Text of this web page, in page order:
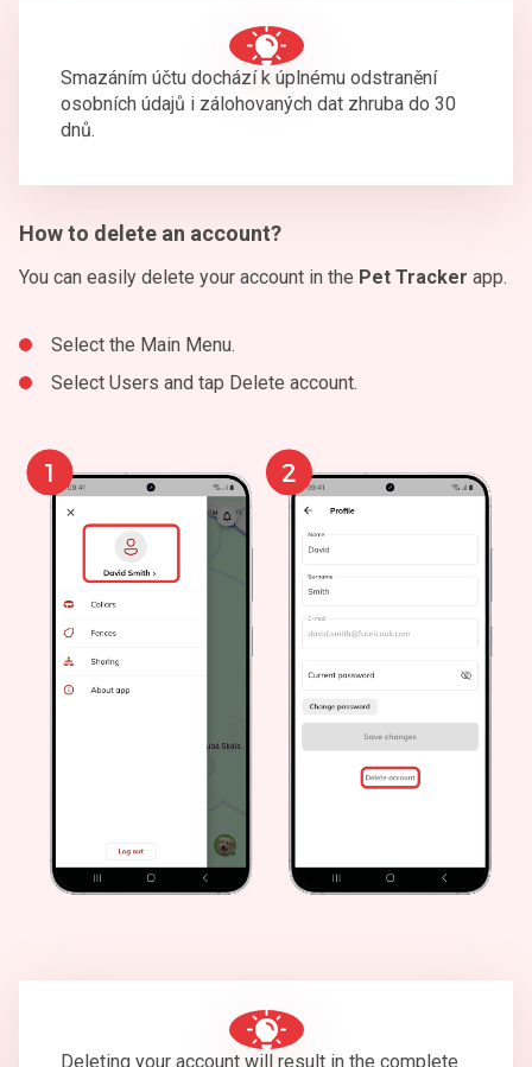
Smazáním účtu dochází k úplnému odstranění
osobních údajů i zálohovaných dat zhruba do 30
dnů.
How to delete an account?
You can easily delete your account in the Pet Tracker app.
Select the Main Menu.
Select Users and tap Delete account.
Deleting your account will result in the complete